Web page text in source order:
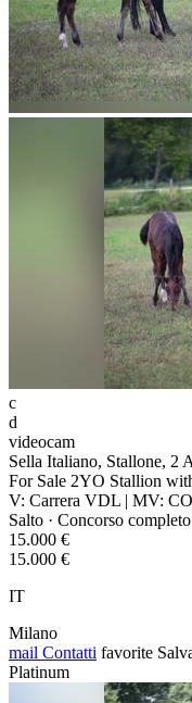
c
d
videocam
Sella Italiano, Stallone, 2
For Sale 2YO Stallion
V: Carrera VDL | MV:
Salto · Concorso
15.000 €
15.000 €
IT
Milano
mail Contatti favorite
Platinum